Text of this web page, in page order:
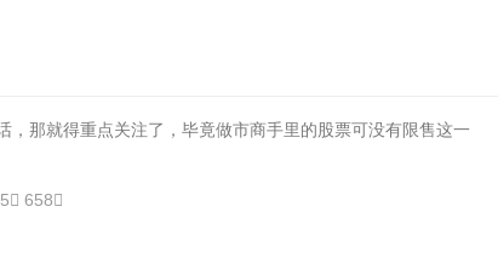
，那就得重点关注了，毕竟做市商手里的股票可没有限售这一
658